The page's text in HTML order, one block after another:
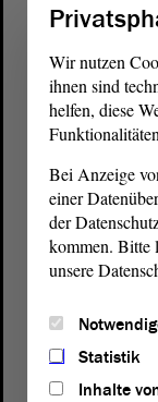
Postanschrift
Wir nutzen
ihnen sind
helfen, diese
Bei Anzeige
einer
der
kommen. Bitte
unsere
Statistik
Inhalte